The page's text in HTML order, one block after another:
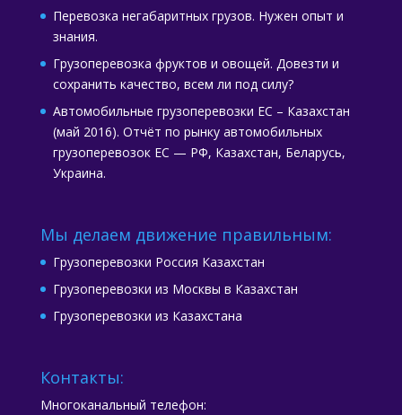
Перевозка негабаритных грузов. Нужен опыт и
знания.
Грузоперевозка фруктов и овощей. Довезти и
сохранить качество, всем ли под силу?
Автомобильные грузоперевозки ЕС – Казахстан
(май 2016). Отчёт по рынку автомобильных
грузоперевозок ЕС — РФ, Казахстан, Беларусь,
Украина.
Мы делаем движение правильным:
Грузоперевозки Россия Казахстан
Грузоперевозки из Москвы в Казахстан
Грузоперевозки из Казахстана
Контакты:
Многоканальный телефон: